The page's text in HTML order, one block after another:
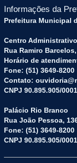
Informações da
Prefeitura Municipal
Centro Administrativo
Rua Ramiro
Horário de
Fone: (51) 3649-8200
Contato:
CNPJ 90.895.905/
Palácio Rio Branco
Rua João Pessoa,
Fone: (51) 3649-8200
CNPJ 90.895.905/